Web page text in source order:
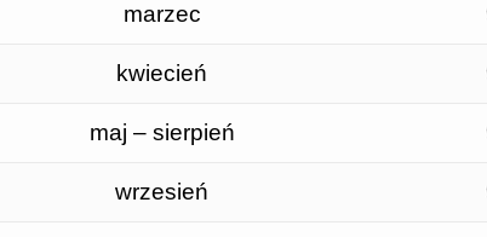
marzec
kwiecień
maj – sierpień
wrzesień